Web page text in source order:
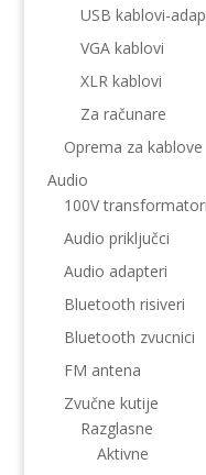
USB kablovi-
VGA kablovi
XLR kablovi
Za računare
Oprema za kablove
Audio
100V transformatori
Audio priključci
Audio adapteri
Bluetooth risiveri
Bluetooth zvucnici
FM antena
Zvučne kutije
Razglasne
Aktivne